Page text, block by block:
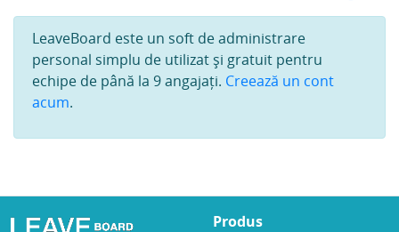
LeaveBoard este un soft de administrare
personal simplu de utilizat și gratuit pentru
echipe de până la 9 angajați. Creează un cont
acum.
Produs